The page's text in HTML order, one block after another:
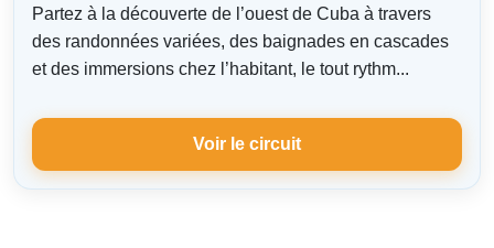
Partez à la découverte de l’ouest de Cuba à travers
des randonnées variées, des baignades en cascades
et des immersions chez l’habitant, le tout rythm...
Voir le circuit